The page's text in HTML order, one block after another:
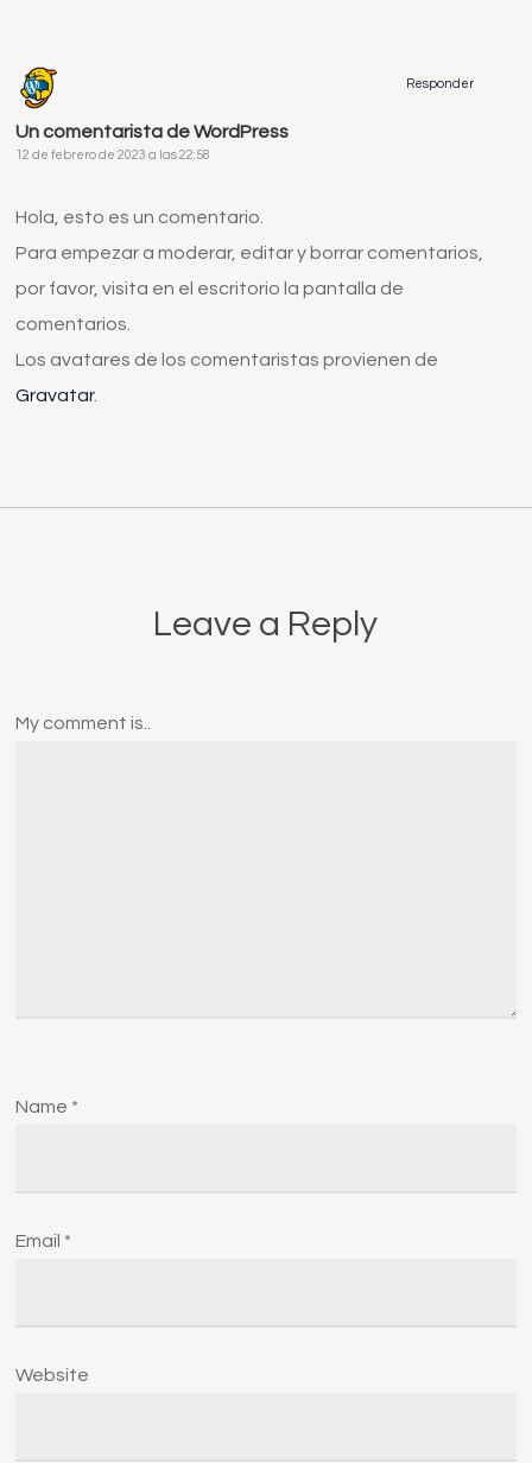
Un comentarista de WordPress
12 de febrero de 2023 a las 22:58
Hola, esto es un comentario.
Para empezar a moderar, editar y borrar comentarios,
por favor, visita en el escritorio la pantalla de
comentarios.
Los avatares de los comentaristas provienen de
Gravatar.
Responder
Leave a Reply
My comment is..
Name *
Email *
Website